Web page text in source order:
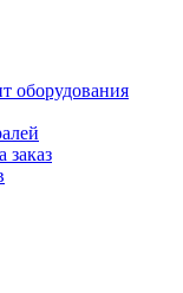
оборудования
заказ